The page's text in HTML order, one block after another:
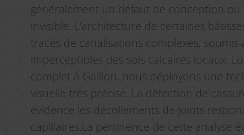
généralement un défaut de conception ou
invisible. L'architecture de certaines
tracés de canalisations complexes, soumis
imperceptibles des sols calcaires locaux.
complet à Gaillon, nous déployons une
visuelle très précise. La détection de
évidence les décollements de joints
capillaires.La pertinence de cette analyse